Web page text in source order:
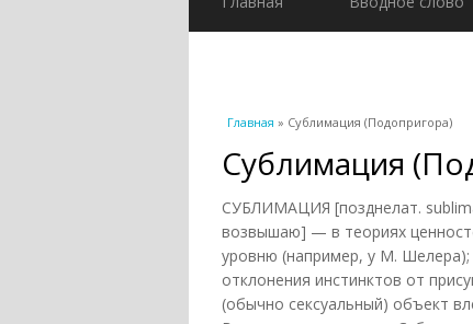
Вы здесь
Главная » Сублимация (Подопригора)
Сублимация
СУБЛИМАЦИЯ [позднелат.
возвышаю] — в теориях
уровню (например, у М.
отклонения инстинктов от
(обычно сексуальный) объект